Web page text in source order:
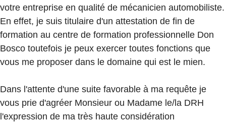
votre entreprise en qualité de mécanicien automobiliste.
En effet, je suis titulaire d'un attestation de fin de
formation au centre de formation professionnelle Don
Bosco toutefois je peux exercer toutes fonctions que
vous me proposer dans le domaine qui est le mien.
Dans l'attente d'une suite favorable à ma requête je
vous prie d'agréer Monsieur ou Madame le/la DRH
l'expression de ma très haute considération